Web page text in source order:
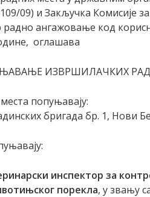
09) и Закључка Комисије
ангажовање код
оглашава
ИЗВРШИЛАЧКИХ
попуњавају:
бригада бр. 1, Нови
инспектор за
порекла, у звању